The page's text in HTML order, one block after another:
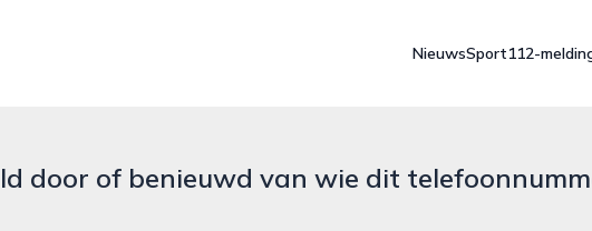
NieuwsSport112-
door of benieuwd van wie dit